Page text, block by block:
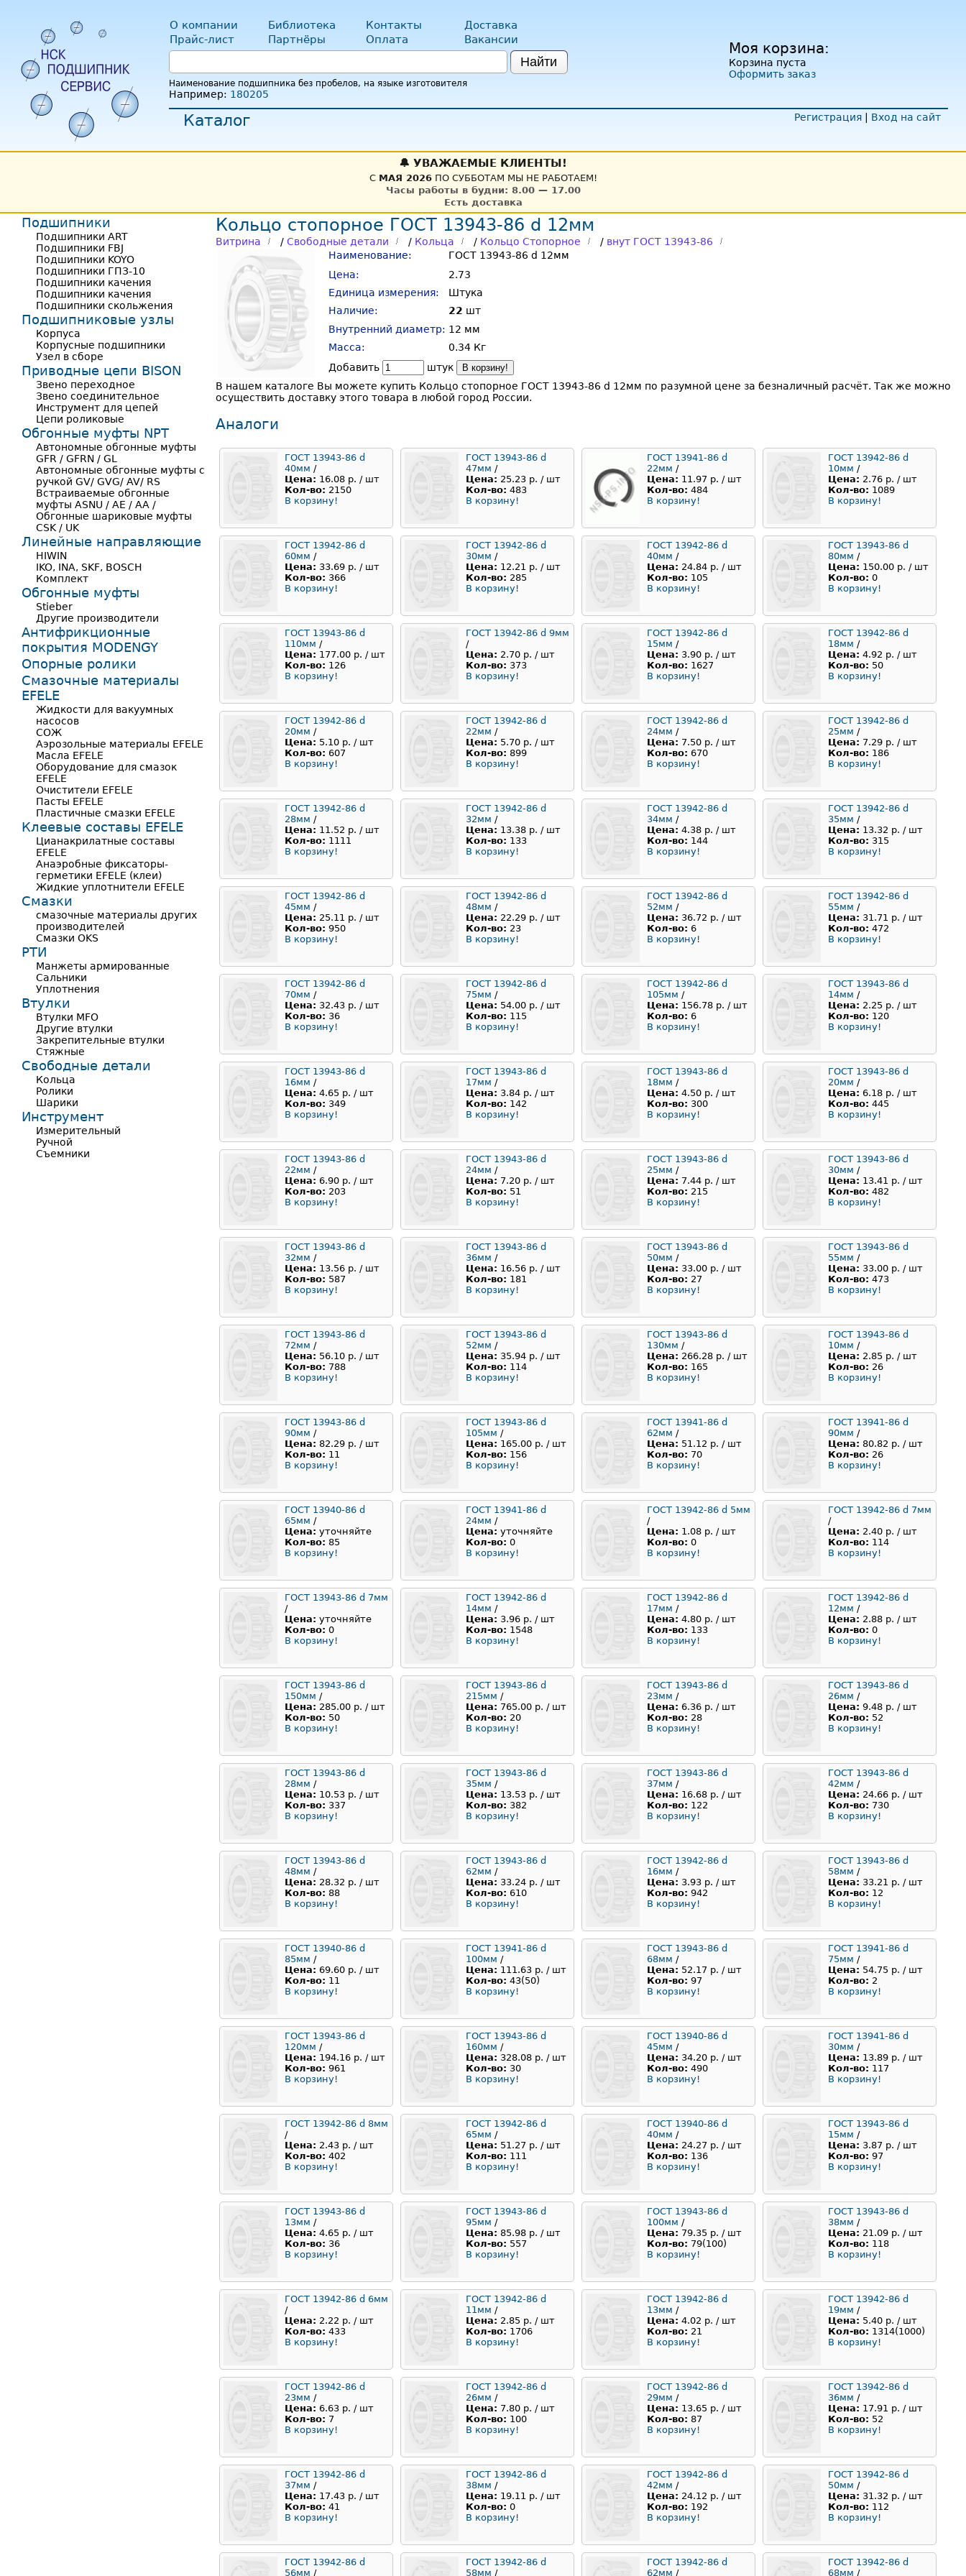
Моя корзина:
Корзина пуста
Оформить заказ
О компании Библиотека Контакты
Доставка
Прайс-лист
Партнёры Оплата Вакансии
Найти
Наименование подшипника без пробелов, на языке изготовителя
Например: 180205
Регистрация
Вход на сайт
Каталог
🔔 УВАЖАЕМЫЕ КЛИЕНТЫ!
С МАЯ 2026ПО СУББОТАМ МЫ НЕ РАБОТАЕМ!
Часы работы в будни: 8.00 — 17.00
Есть доставка
Кольцо стопорное ГОСТ 13943-86 d 12мм
Витрина / Свободные детали / Кольца / Кольцо Стопорное / внут ГОСТ 13943-86
Наименование:
ГОСТ 13943-86 d 12мм
Цена:
2.73
Единица измерения:
Штука
Наличие:
22 шт
Внутренний диаметр: 12 мм
Масса:
0.34 Кг
Добавить
штук В корзину!
В нашем каталоге Вы можете купить Кольцо стопорное ГОСТ 13943-86 d 12мм по разумной цене за безналичный расчёт. Так же можно
осуществить доставку этого товара в любой город России.
Аналоги
ГОСТ 13943-86 d
40мм /
Цена: 16.08 р. / шт
Кол-во: 2150
В корзину!
ГОСТ 13943-86 d
47мм /
Цена: 25.23 р. / шт
Кол-во: 483
В корзину!
ГОСТ 13941-86 d
22мм /
Цена: 11.97 р. / шт
Кол-во: 484
В корзину!
ГОСТ 13942-86 d
10мм /
Цена: 2.76 р. / шт
Кол-во: 1089
В корзину!
ГОСТ 13942-86 d
60мм /
Цена: 33.69 р. / шт
Кол-во: 366
В корзину!
ГОСТ 13942-86 d
30мм /
Цена: 12.21 р. / шт
Кол-во: 285
В корзину!
ГОСТ 13942-86 d
40мм /
Цена: 24.84 р. / шт
Кол-во: 105
В корзину!
ГОСТ 13943-86 d
80мм /
Цена: 150.00 р. / шт
Кол-во: 0
В корзину!
ГОСТ 13943-86 d
110мм /
Цена: 177.00 р. / шт
Кол-во: 126
В корзину!
ГОСТ 13942-86 d 9мм
/
Цена: 2.70 р. / шт
Кол-во: 373
В корзину!
ГОСТ 13942-86 d
15мм /
Цена: 3.90 р. / шт
Кол-во: 1627
В корзину!
ГОСТ 13942-86 d
18мм /
Цена: 4.92 р. / шт
Кол-во: 50
В корзину!
ГОСТ 13942-86 d
20мм /
Цена: 5.10 р. / шт
Кол-во: 607
В корзину!
ГОСТ 13942-86 d
22мм /
Цена: 5.70 р. / шт
Кол-во: 899
В корзину!
ГОСТ 13942-86 d
24мм /
Цена: 7.50 р. / шт
Кол-во: 670
В корзину!
ГОСТ 13942-86 d
25мм /
Цена: 7.29 р. / шт
Кол-во: 186
В корзину!
ГОСТ 13942-86 d
28мм /
Цена: 11.52 р. / шт
Кол-во: 1111
В корзину!
ГОСТ 13942-86 d
32мм /
Цена: 13.38 р. / шт
Кол-во: 133
В корзину!
ГОСТ 13942-86 d
34мм /
Цена: 4.38 р. / шт
Кол-во: 144
В корзину!
ГОСТ 13942-86 d
35мм /
Цена: 13.32 р. / шт
Кол-во: 315
В корзину!
ГОСТ 13942-86 d
45мм /
Цена: 25.11 р. / шт
Кол-во: 950
В корзину!
ГОСТ 13942-86 d
48мм /
Цена: 22.29 р. / шт
Кол-во: 23
В корзину!
ГОСТ 13942-86 d
52мм /
Цена: 36.72 р. / шт
Кол-во: 6
В корзину!
ГОСТ 13942-86 d
55мм /
Цена: 31.71 р. / шт
Кол-во: 472
В корзину!
ГОСТ 13942-86 d
70мм /
Цена: 32.43 р. / шт
Кол-во: 36
В корзину!
ГОСТ 13942-86 d
75мм /
Цена: 54.00 р. / шт
Кол-во: 115
В корзину!
ГОСТ 13942-86 d
105мм /
Цена: 156.78 р. / шт
Кол-во: 6
В корзину!
ГОСТ 13943-86 d
14мм /
Цена: 2.25 р. / шт
Кол-во: 120
В корзину!
ГОСТ 13943-86 d
16мм /
Цена: 4.65 р. / шт
Кол-во: 349
В корзину!
ГОСТ 13943-86 d
17мм /
Цена: 3.84 р. / шт
Кол-во: 142
В корзину!
ГОСТ 13943-86 d
18мм /
Цена: 4.50 р. / шт
Кол-во: 300
В корзину!
ГОСТ 13943-86 d
20мм /
Цена: 6.18 р. / шт
Кол-во: 445
В корзину!
ГОСТ 13943-86 d
22мм /
Цена: 6.90 р. / шт
Кол-во: 203
В корзину!
ГОСТ 13943-86 d
24мм /
Цена: 7.20 р. / шт
Кол-во: 51
В корзину!
ГОСТ 13943-86 d
25мм /
Цена: 7.44 р. / шт
Кол-во: 215
В корзину!
ГОСТ 13943-86 d
30мм /
Цена: 13.41 р. / шт
Кол-во: 482
В корзину!
ГОСТ 13943-86 d
32мм /
Цена: 13.56 р. / шт
Кол-во: 587
В корзину!
ГОСТ 13943-86 d
36мм /
Цена: 16.56 р. / шт
Кол-во: 181
В корзину!
ГОСТ 13943-86 d
50мм /
Цена: 33.00 р. / шт
Кол-во: 27
В корзину!
ГОСТ 13943-86 d
55мм /
Цена: 33.00 р. / шт
Кол-во: 473
В корзину!
ГОСТ 13943-86 d
72мм /
Цена: 56.10 р. / шт
Кол-во: 788
В корзину!
ГОСТ 13943-86 d
52мм /
Цена: 35.94 р. / шт
Кол-во: 114
В корзину!
ГОСТ 13943-86 d
130мм /
Цена: 266.28 р. / шт
Кол-во: 165
В корзину!
ГОСТ 13943-86 d
10мм /
Цена: 2.85 р. / шт
Кол-во: 26
В корзину!
ГОСТ 13943-86 d
90мм /
Цена: 82.29 р. / шт
Кол-во: 11
В корзину!
ГОСТ 13943-86 d
105мм /
Цена: 165.00 р. / шт
Кол-во: 156
В корзину!
ГОСТ 13941-86 d
62мм /
Цена: 51.12 р. / шт
Кол-во: 70
В корзину!
ГОСТ 13941-86 d
90мм /
Цена: 80.82 р. / шт
Кол-во: 26
В корзину!
ГОСТ 13940-86 d
65мм /
Цена: уточняйте
Кол-во: 85
В корзину!
ГОСТ 13941-86 d
24мм /
Цена: уточняйте
Кол-во: 0
В корзину!
ГОСТ 13942-86 d 5мм
/
Цена: 1.08 р. / шт
Кол-во: 0
В корзину!
ГОСТ 13942-86 d 7мм
/
Цена: 2.40 р. / шт
Кол-во: 114
В корзину!
ГОСТ 13943-86 d 7мм
/
Цена: уточняйте
Кол-во: 0
В корзину!
ГОСТ 13942-86 d
14мм /
Цена: 3.96 р. / шт
Кол-во: 1548
В корзину!
ГОСТ 13942-86 d
17мм /
Цена: 4.80 р. / шт
Кол-во: 133
В корзину!
ГОСТ 13942-86 d
12мм /
Цена: 2.88 р. / шт
Кол-во: 0
В корзину!
ГОСТ 13943-86 d
150мм /
Цена: 285.00 р. / шт
Кол-во: 50
В корзину!
ГОСТ 13943-86 d
215мм /
Цена: 765.00 р. / шт
Кол-во: 20
В корзину!
ГОСТ 13943-86 d
23мм /
Цена: 6.36 р. / шт
Кол-во: 28
В корзину!
ГОСТ 13943-86 d
26мм /
Цена: 9.48 р. / шт
Кол-во: 52
В корзину!
ГОСТ 13943-86 d
28мм /
Цена: 10.53 р. / шт
Кол-во: 337
В корзину!
ГОСТ 13943-86 d
35мм /
Цена: 13.53 р. / шт
Кол-во: 382
В корзину!
ГОСТ 13943-86 d
37мм /
Цена: 16.68 р. / шт
Кол-во: 122
В корзину!
ГОСТ 13943-86 d
42мм /
Цена: 24.66 р. / шт
Кол-во: 730
В корзину!
ГОСТ 13943-86 d
48мм /
Цена: 28.32 р. / шт
Кол-во: 88
В корзину!
ГОСТ 13943-86 d
62мм /
Цена: 33.24 р. / шт
Кол-во: 610
В корзину!
ГОСТ 13942-86 d
16мм /
Цена: 3.93 р. / шт
Кол-во: 942
В корзину!
ГОСТ 13943-86 d
58мм /
Цена: 33.21 р. / шт
Кол-во: 12
В корзину!
ГОСТ 13940-86 d
85мм /
Цена: 69.60 р. / шт
Кол-во: 11
В корзину!
ГОСТ 13941-86 d
100мм /
Цена: 111.63 р. / шт
Кол-во: 43(50)
В корзину!
ГОСТ 13943-86 d
68мм /
Цена: 52.17 р. / шт
Кол-во: 97
В корзину!
ГОСТ 13941-86 d
75мм /
Цена: 54.75 р. / шт
Кол-во: 2
В корзину!
ГОСТ 13943-86 d
120мм /
Цена: 194.16 р. / шт
Кол-во: 961
В корзину!
ГОСТ 13943-86 d
160мм /
Цена: 328.08 р. / шт
Кол-во: 30
В корзину!
ГОСТ 13940-86 d
45мм /
Цена: 34.20 р. / шт
Кол-во: 490
В корзину!
ГОСТ 13941-86 d
30мм /
Цена: 13.89 р. / шт
Кол-во: 117
В корзину!
ГОСТ 13942-86 d 8мм
/
Цена: 2.43 р. / шт
Кол-во: 402
В корзину!
ГОСТ 13942-86 d
65мм /
Цена: 51.27 р. / шт
Кол-во: 111
В корзину!
ГОСТ 13940-86 d
40мм /
Цена: 24.27 р. / шт
Кол-во: 136
В корзину!
ГОСТ 13943-86 d
15мм /
Цена: 3.87 р. / шт
Кол-во: 97
В корзину!
ГОСТ 13943-86 d
13мм /
Цена: 4.65 р. / шт
Кол-во: 36
В корзину!
ГОСТ 13943-86 d
95мм /
Цена: 85.98 р. / шт
Кол-во: 557
В корзину!
ГОСТ 13943-86 d
100мм /
Цена: 79.35 р. / шт
Кол-во: 79(100)
В корзину!
ГОСТ 13943-86 d
38мм /
Цена: 21.09 р. / шт
Кол-во: 118
В корзину!
ГОСТ 13942-86 d 6мм
/
Цена: 2.22 р. / шт
Кол-во: 433
В корзину!
ГОСТ 13942-86 d
11мм /
Цена: 2.85 р. / шт
Кол-во: 1706
В корзину!
ГОСТ 13942-86 d
13мм /
Цена: 4.02 р. / шт
Кол-во: 21
В корзину!
ГОСТ 13942-86 d
19мм /
Цена: 5.40 р. / шт
Кол-во: 1314(1000)
В корзину!
ГОСТ 13942-86 d
23мм /
Цена: 6.63 р. / шт
Кол-во: 7
В корзину!
ГОСТ 13942-86 d
26мм /
Цена: 7.80 р. / шт
Кол-во: 100
В корзину!
ГОСТ 13942-86 d
29мм /
Цена: 13.65 р. / шт
Кол-во: 87
В корзину!
ГОСТ 13942-86 d
36мм /
Цена: 17.91 р. / шт
Кол-во: 52
В корзину!
ГОСТ 13942-86 d
37мм /
Цена: 17.43 р. / шт
Кол-во: 41
В корзину!
ГОСТ 13942-86 d
38мм /
Цена: 19.11 р. / шт
Кол-во: 0
В корзину!
ГОСТ 13942-86 d
42мм /
Цена: 24.12 р. / шт
Кол-во: 192
В корзину!
ГОСТ 13942-86 d
50мм /
Цена: 31.32 р. / шт
Кол-во: 112
В корзину!
ГОСТ 13942-86 d
56мм /
ГОСТ 13942-86 d
58мм /
ГОСТ 13942-86 d
62мм /
ГОСТ 13942-86 d
68мм /
Подшипники
Подшипники ART
Подшипники FBJ
Подшипники KOYO
Подшипники ГПЗ-10
Подшипники качения
Подшипники качения
Подшипники скольжения
Подшипниковые узлы
Корпуса
Корпусные подшипники
Узел в сборе
Приводные цепи BISON
Звено переходное
Звено соединительное
Инструмент для цепей
Цепи роликовые
Обгонные муфты NPT
Автономные обгонные муфты
GFR / GFRN / GL
Автономные обгонные муфты с
ручкой GV/ GVG/ AV/ RS
Встраиваемые обгонные
муфты ASNU / AE / AA /
Обгонные шариковые муфты
CSK / UK
Линейные направляющие
HIWIN
IKO, INA, SKF, BOSCH
Комплект
Обгонные муфты
Stieber
Другие производители
Антифрикционные
покрытия MODENGY
Опорные ролики
Смазочные материалы
EFELE
Жидкости для вакуумных
насосов
СОЖ
Аэрозольные материалы EFELE
Масла EFELE
Оборудование для смазок
EFELE
Очистители EFELE
Пасты EFELE
Пластичные смазки EFELE
Клеевые составы EFELE
Цианакрилатные составы
EFELE
Анаэробные фиксаторы-
герметики EFELE (клеи)
Жидкие уплотнители EFELE
Смазки
смазочные материалы других
производителей
Смазки OKS
РТИ
Манжеты армированные
Сальники
Уплотнения
Втулки
Втулки MFO
Другие втулки
Закрепительные втулки
Стяжные
Свободные детали
Кольца
Ролики
Шарики
Инструмент
Измерительный
Ручной
Съемники